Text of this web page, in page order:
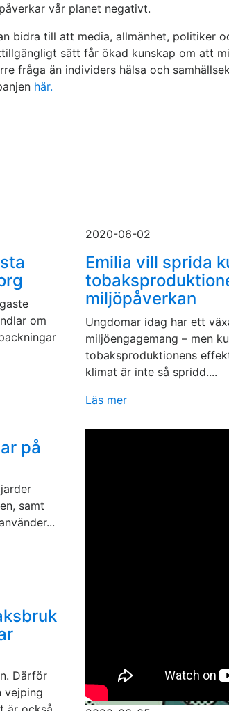
vår planet negativt.
bidra till att media, allmänhet, politiker
sätt får ökad kunskap om att
fråga än individers hälsa och
här.
om
2020-06-02
Emilia vill sprida
miljöpåverkan
Ungdomar idag har ett
miljöengagemang – men
tobaksproduktionens
klimat är inte så spridd....
Läs mer
på
samt
Därför
vejping